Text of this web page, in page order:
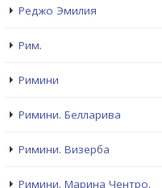
Реджо Эмилия
Рим.
Римини
Римини. Белларива
Римини. Визерба
Римини. Марина Чентро.